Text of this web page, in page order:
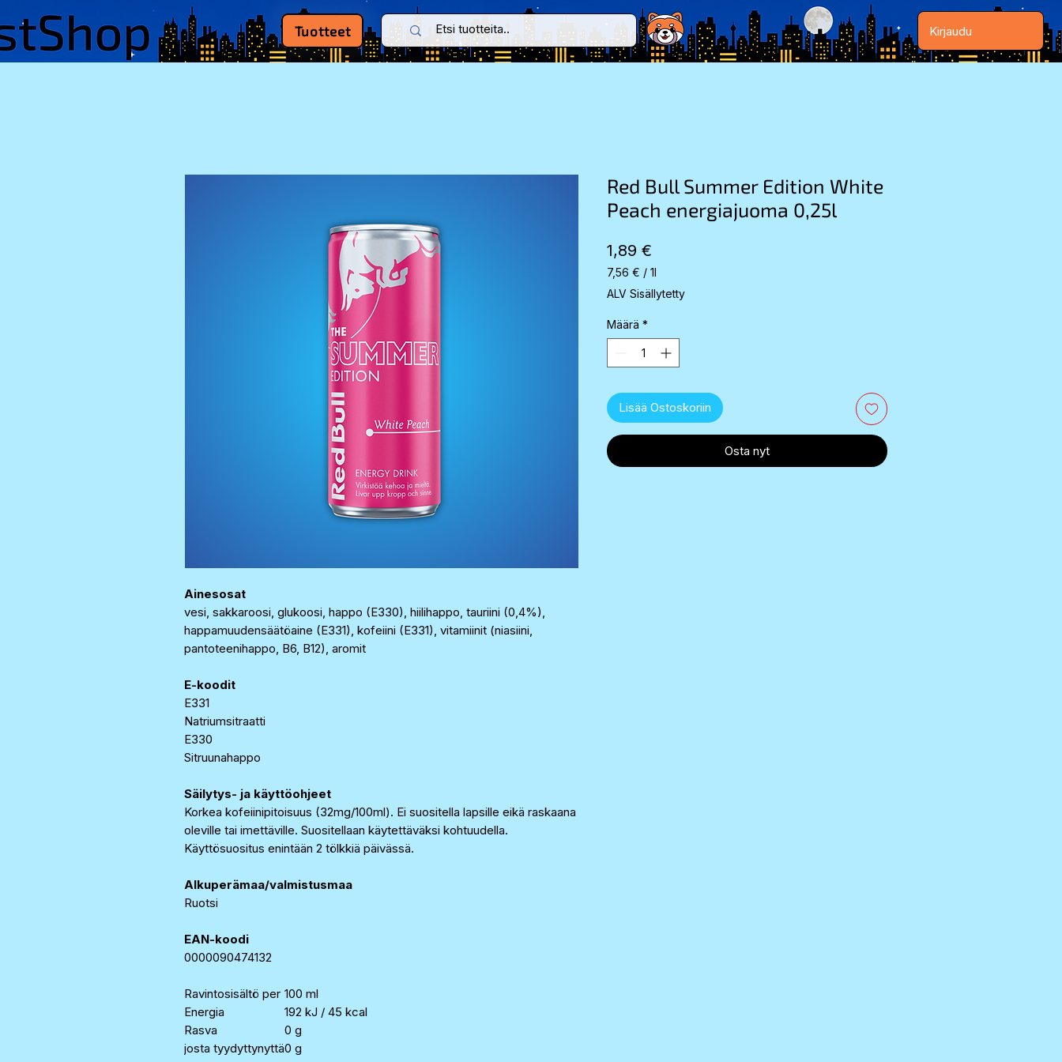
Tuotteet Kirjaudu
Ainesosat
vesi, sakkaroosi, glukoosi, happo (E330), hiilihappo, tauriini (0,4%),
happamuudensäätöaine (E331), kofeiini (E331), vitamiinit (niasiini,
pantoteenihappo, B6, B12), aromit
E-koodit
E331
Natriumsitraatti
E330
Sitruunahappo
Säilytys- ja käyttöohjeet
Korkea kofeiinipitoisuus (32mg/100ml). Ei suositella lapsille eikä raskaana
oleville tai imettäville. Suositellaan käytettäväksi kohtuudella.
Käyttösuositus enintään 2 tölkkiä päivässä.
Alkuperämaa/valmistusmaa
Ruotsi
EAN-koodi
0000090474132
Ravintosisältö per 100 ml
Energia
192 kJ / 45 kcal
Rasva
josta tyydyttynyttä
0 g
0 g
Red Bull Summer Edition White
Peach energiajuoma 0,25l
1,89 €
7,56 € / 1l
7,56 €
per
1
Liter
ALV Sisällytetty
Määrä *
Lisää Ostoskoriin
Osta nyt